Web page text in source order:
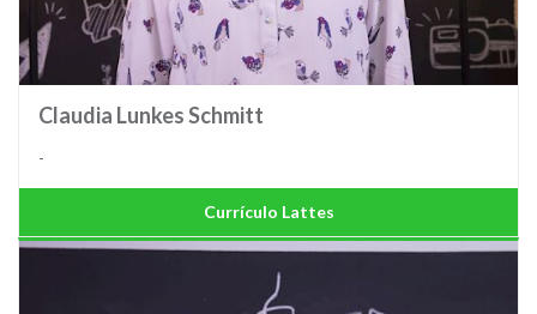
Claudia Lunkes Schmitt
-
Currículo Lattes